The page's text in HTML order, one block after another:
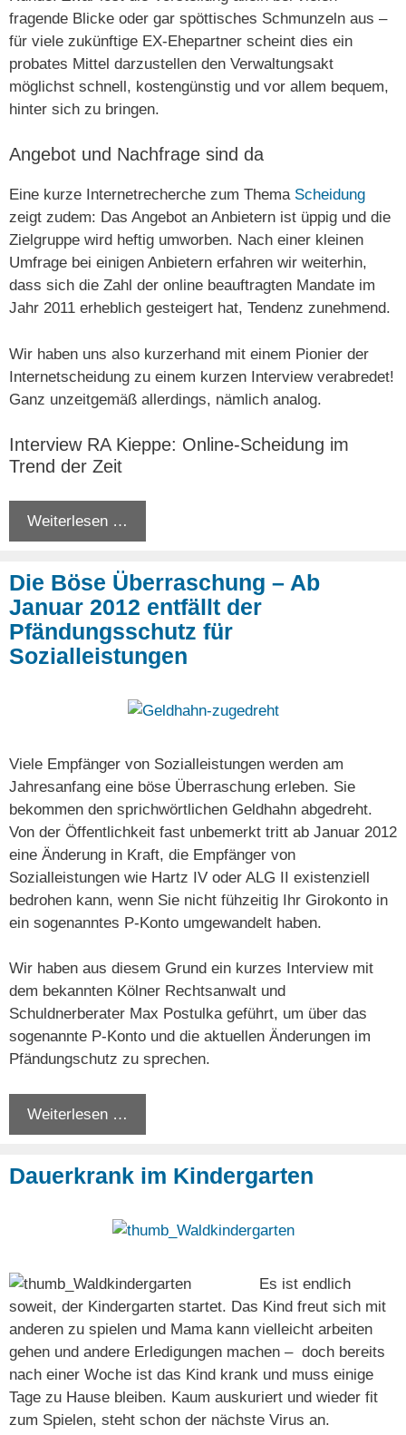
fragende Blicke oder gar spöttisches Schmunzeln aus –
für viele zukünftige EX-Ehepartner scheint dies ein
probates Mittel darzustellen den Verwaltungsakt
möglichst schnell, kostengünstig und vor allem bequem,
hinter sich zu bringen.
Angebot und Nachfrage sind da
Eine kurze Internetrecherche zum Thema Scheidung
zeigt zudem: Das Angebot an Anbietern ist üppig und die
Zielgruppe wird heftig umworben. Nach einer kleinen
Umfrage bei einigen Anbietern erfahren wir weiterhin,
dass sich die Zahl der online beauftragten Mandate im
Jahr 2011 erheblich gesteigert hat, Tendenz zunehmend.
Wir haben uns also kurzerhand mit einem Pionier der
Internetscheidung zu einem kurzen Interview verabredet!
Ganz unzeitgemäß allerdings, nämlich analog.
Interview RA Kieppe: Online-Scheidung im
Trend der Zeit
Weiterlesen …
Die Böse Überraschung – Ab
Januar 2012 entfällt der
Pfändungsschutz für
Sozialleistungen
Viele Empfänger von Sozialleistungen werden am
Jahresanfang eine böse Überraschung erleben. Sie
bekommen den sprichwörtlichen Geldhahn abgedreht.
Von der Öffentlichkeit fast unbemerkt tritt ab Januar 2012
eine Änderung in Kraft, die Empfänger von
Sozialleistungen wie Hartz IV oder ALG II existenziell
bedrohen kann, wenn Sie nicht fühzeitig Ihr Girokonto in
ein sogenanntes P-Konto umgewandelt haben.
Wir haben aus diesem Grund ein kurzes Interview mit
dem bekannten Kölner Rechtsanwalt und
Schuldnerberater Max Postulka geführt, um über das
sogenannte P-Konto und die aktuellen Änderungen im
Pfändungschutz zu sprechen.
Weiterlesen …
Dauerkrank im Kindergarten
Es ist endlich
soweit, der Kindergarten startet. Das Kind freut sich mit
anderen zu spielen und Mama kann vielleicht arbeiten
gehen und andere Erledigungen machen – doch bereits
nach einer Woche ist das Kind krank und muss einige
Tage zu Hause bleiben. Kaum auskuriert und wieder fit
zum Spielen, steht schon der nächste Virus an.